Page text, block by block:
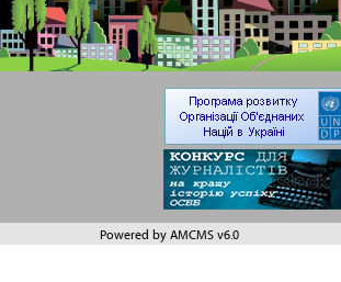
Powered by AMCMS v6.0